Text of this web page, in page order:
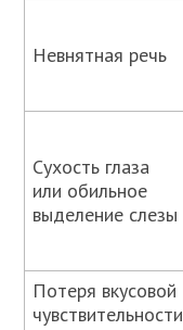
Невнятная речь
Сухость глаза
или обильное
выделение слезы
Потеря вкусовой
чувствительности